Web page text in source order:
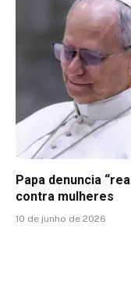
Papa denuncia
contra mulheres
10 de junho de 2026